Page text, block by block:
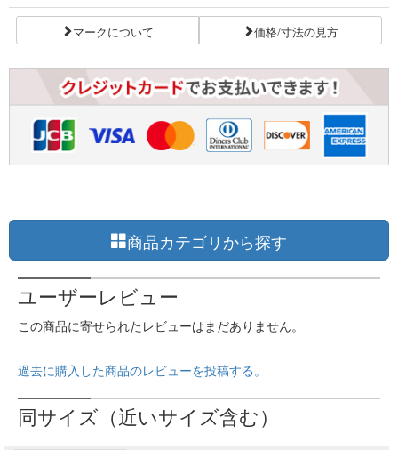
マークについて 価格/寸法の見方
商品カテゴリから探す
ユーザーレビュー
この商品に寄せられたレビューはまだありません。
過去に購入した商品のレビューを投稿する。
同サイズ（近いサイズ含む）